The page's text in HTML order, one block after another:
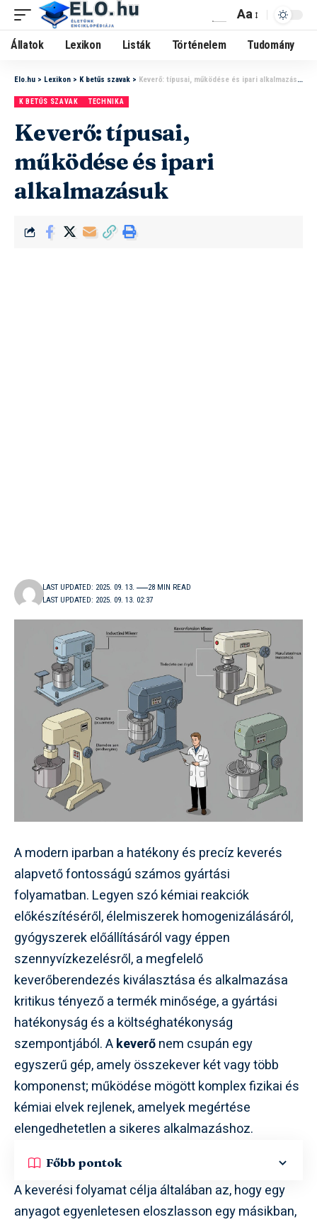
Aa
Állatok Lexikon Listák Történelem Tudomány
Elo.hu > Lexikon > K betűs szavak > Keverő: típusai, működése és ipari alkalmazásuk
K BETŰS SZAVAK TECHNIKA
Keverő: típusai,
működése és ipari
alkalmazásuk
LAST UPDATED: 2025. 09. 13. 02:37
LAST UPDATED: 2025. 09. 13. 28 MIN READ
A modern iparban a hatékony és precíz keverés
alapvető fontosságú számos gyártási
folyamatban. Legyen szó kémiai reakciók
előkészítéséről, élelmiszerek homogenizálásáról,
gyógyszerek előállításáról vagy éppen
szennyvízkezelésről, a megfelelő
keverőberendezés kiválasztása és alkalmazása
kritikus tényező a termék minősége, a gyártási
hatékonyság és a költséghatékonyság
szempontjából. Akeverőnem csupán egy
egyszerű gép, amely összekever két vagy több
komponenst; működése mögött komplex fizikai és
kémiai elvek rejlenek, amelyek megértése
elengedhetetlen a sikeres alkalmazáshoz.
Főbb pontok
A keverési folyamat célja általában az, hogy egy
anyagot egyenletesen eloszlasson egy másikban,